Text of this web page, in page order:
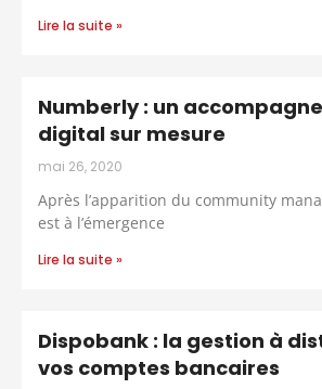
Lire la suite »
Numberly : un
digital sur mesure
mai 26, 2020
Après l’apparition du community
est à l’émergence
Lire la suite »
Dispobank : la gestion à
vos comptes bancaires